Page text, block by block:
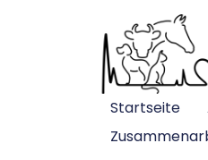
Startseite